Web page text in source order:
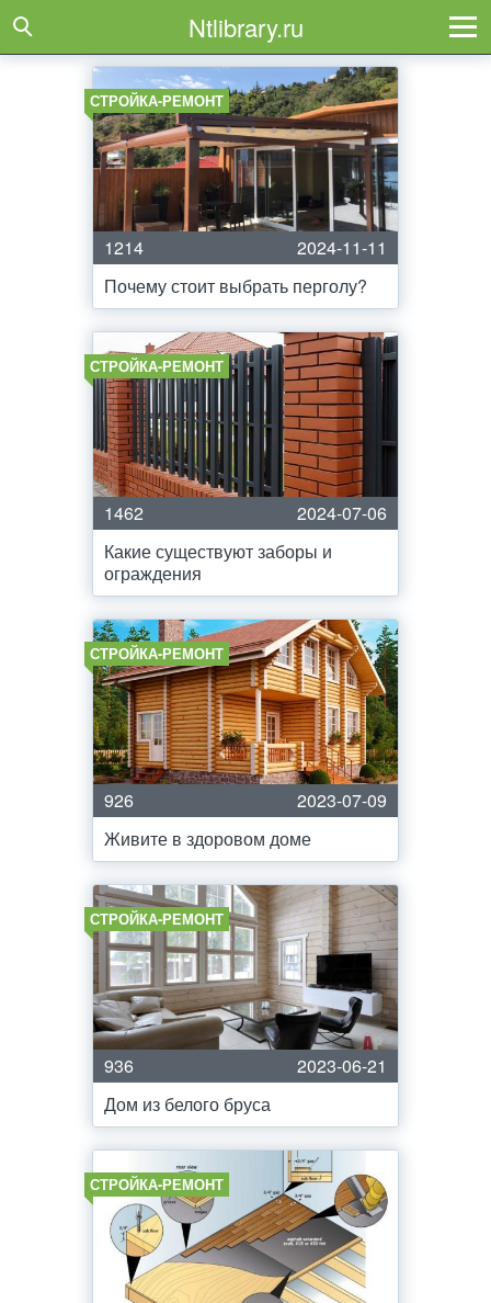
Ntlibrary.ru
СТРОЙКА-РЕМОНТ
1214
2024-11-11
Почему стоит выбрать перголу?
СТРОЙКА-РЕМОНТ
1462
2024-07-06
Какие существуют заборы и
ограждения
СТРОЙКА-РЕМОНТ
926
2023-07-09
Живите в здоровом доме
СТРОЙКА-РЕМОНТ
936
2023-06-21
Дом из белого бруса
СТРОЙКА-РЕМОНТ